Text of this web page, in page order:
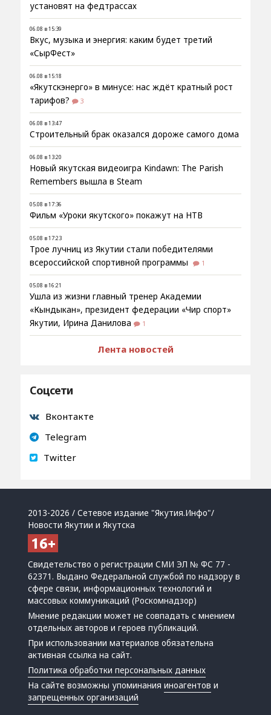
установят на федтрассах
06.08 в 15:39
Вкус, музыка и энергия: каким будет третий
«СырФест»
06.08 в 15:18
«Якутскэнерго» в минусе: нас ждёт кратный рост
тарифов?
3
06.08 в 13:47
Строительный брак оказался дороже самого дома
06.08 в 13:20
Новый якутская видеоигра Kindawn: The Parish
Remembers вышла в Steam
05.08 в 17:36
Фильм «Уроки якутского» покажут на НТВ
05.08 в 17:23
Трое лучниц из Якутии стали победителями
всероссийской спортивной программы
1
05.08 в 16:21
Ушла из жизни главный тренер Академии
«Кындыкан», президент федерации «Чир спорт»
Якутии, Ирина Данилова
1
Лента новостей
Соцсети
Вконтакте
Telegram
Twitter
2013-2026 / Сетевое издание "Якутия.Инфо"/
Новости Якутии и Якутска
Свидетельство о регистрации СМИ ЭЛ № ФС 77 -
62371. Выдано Федеральной службой по надзору в
сфере связи, информационных технологий и
массовых коммуникаций (Роскомнадзор)
Мнение редакции может не совпадать с мнением
отдельных авторов и героев публикаций.
При использовании материалов обязательна
активная ссылка на сайт.
Политика обработки персональных данных
На сайте возможны упоминанияиноагентов и
запрещенных организаций